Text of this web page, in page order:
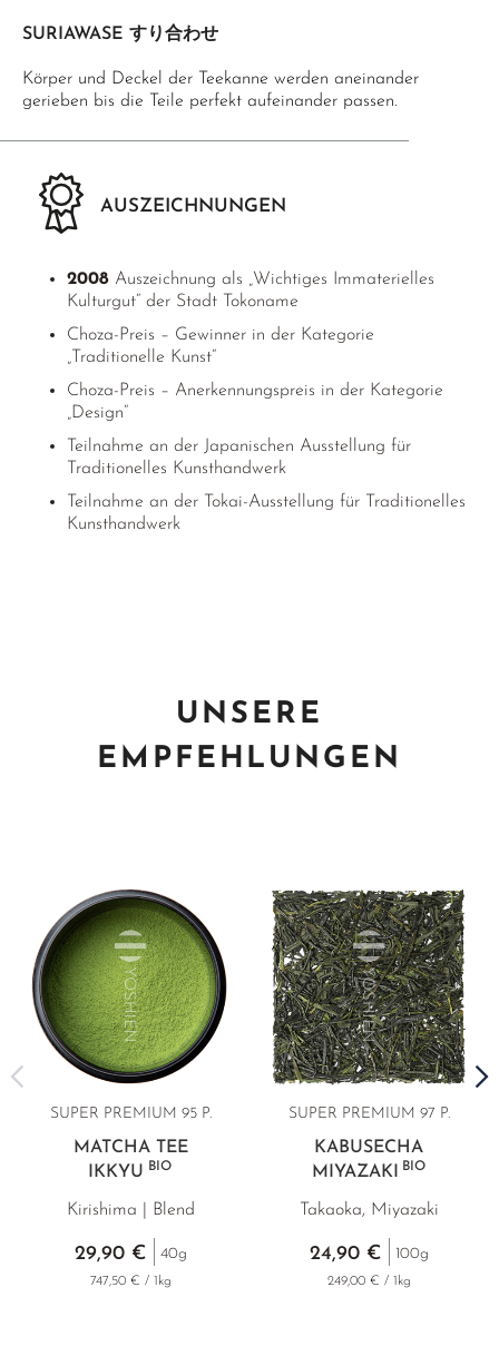
SURIAWASE すり合わせ
Körper und Deckel der Teekanne werden aneinander
gerieben bis die Teile perfekt aufeinander passen.
AUSZEICHNUNGEN
2008 Auszeichnung als „Wichtiges Immaterielles
Kulturgut“ der Stadt Tokoname
Choza-Preis – Gewinner in der Kategorie
„Traditionelle Kunst“
Choza-Preis – Anerkennungspreis in der Kategorie
„Design“
Teilnahme an der Japanischen Ausstellung für
Traditionelles Kunsthandwerk
Teilnahme an der Tokai-Ausstellung für Traditionelles
Kunsthandwerk
UNSERE
EMPFEHLUNGEN
SUPER PREMIUM 95 P.
MATCHA TEE
IKKYU BIO
Kirishima | Blend
29,90 € 40g
747,50 € / 1kg
SUPER PREMIUM 97 P.
KABUSECHA
MIYAZAKI BIO
Takaoka, Miyazaki
24,90 € 100g
249,00 € / 1kg